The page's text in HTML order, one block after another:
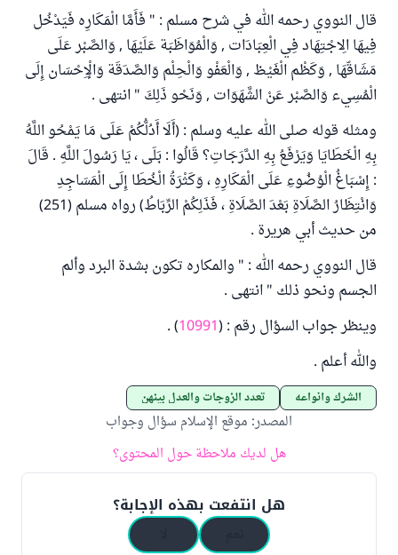
قال النووي رحمه الله في شرح مسلم : " فَأَمَّا الْمَكَارِه فَيَدْخُل
فِيهَا الِاجْتِهَاد فِي الْعِبَادَات , وَالْمُوَاظَبَة عَلَيْهَا , وَالصَّبْر عَلَى
مَشَاقّهَا , وَكَظْم الْغَيْظ , وَالْعَفْو وَالْحِلْم وَالصَّدَقَة وَالْإِحْسَان إِلَى
الْمُسِيء وَالصَّبْر عَنْ الشَّهَوَات , وَنَحْو ذَلِكَ " انتهى .
ومثله قوله صلى الله عليه وسلم : (أَلَا أَدُلُّكُمْ عَلَى مَا يَمْحُو اللَّهُ
بِهِ الْخَطَايَا وَيَرْفَعُ بِهِ الدَّرَجَاتِ؟ قَالُوا : بَلَى ، يَا رَسُولَ اللَّهِ . قَالَ
: إِسْبَاغُ الْوُضُوءِ عَلَى الْمَكَارِهِ ، وَكَثْرَةُ الْخُطَا إِلَى الْمَسَاجِدِ
وَانْتِظَارُ الصَّلَاةِ بَعْدَ الصَّلَاةِ ، فَذَلِكُمْ الرِّبَاطُ) رواه مسلم (251)
من حديث أبي هريرة .
قال النووي رحمه الله : " والمكاره تكون بشدة البرد وألم
الجسم ونحو ذلك " انتهى .
وينظر جواب السؤال رقم : (10991
) .
والله أعلم .
الشرك وأنواعه تعدد الزوجات والعدل بينهن
المصدر: موقع الإسلام سؤال وجواب
هل لديك ملاحظة حول المحتوى؟
هل انتفعت بهذه الإجابة؟